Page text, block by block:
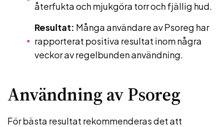
återfukta och mjukgöra torr och fjällig hud.
Resultat: Många användare av Psoreg har
rapporterat positiva resultat inom några
veckor av regelbunden användning.
Användning av Psoreg
För bästa resultat rekommenderas det att